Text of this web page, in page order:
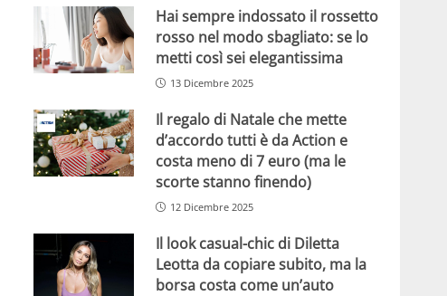
Hai sempre indossato il rossetto
rosso nel modo sbagliato: se lo
metti così sei elegantissima
13 Dicembre 2025
Il regalo di Natale che mette
d’accordo tutti è da Action e
costa meno di 7 euro (ma le
scorte stanno finendo)
12 Dicembre 2025
Il look casual-chic di Diletta
Leotta da copiare subito, ma la
borsa costa come un’auto